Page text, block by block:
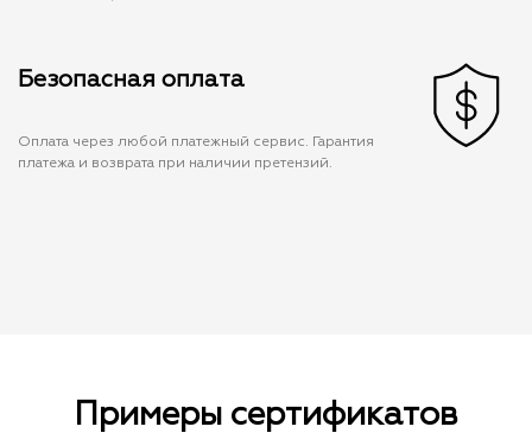
Безопасная оплата
Оплата через любой платежный сервис. Гарантия
платежа и возврата при наличии претензий.
Примеры сертификатов